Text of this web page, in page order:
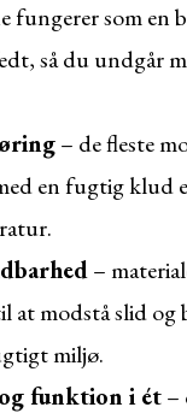
fungerer som en
så du undgår
– de fleste
en fugtig klud
–
at modstå slid og
miljø.
funktion i ét–